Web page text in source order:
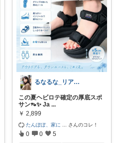
るなるな_リアルクローズ
この夏ヘビロテ確定の厚底スポ
サン👡✨ Ja ...
￥ 2,899
たんぽぽ、家に さんのコレ！
0 0 5